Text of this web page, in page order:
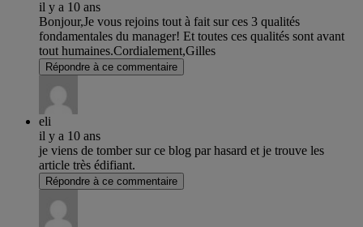
il y a 10 ans
Bonjour,Je vous rejoins tout à fait sur ces 3 qualités
fondamentales du manager! Et toutes ces qualités sont avant
tout humaines.Cordialement,Gilles
Répondre à ce commentaire
eli
il y a 10 ans
je viens de tomber sur ce blog par hasard et je trouve les
article très édifiant.
Répondre à ce commentaire